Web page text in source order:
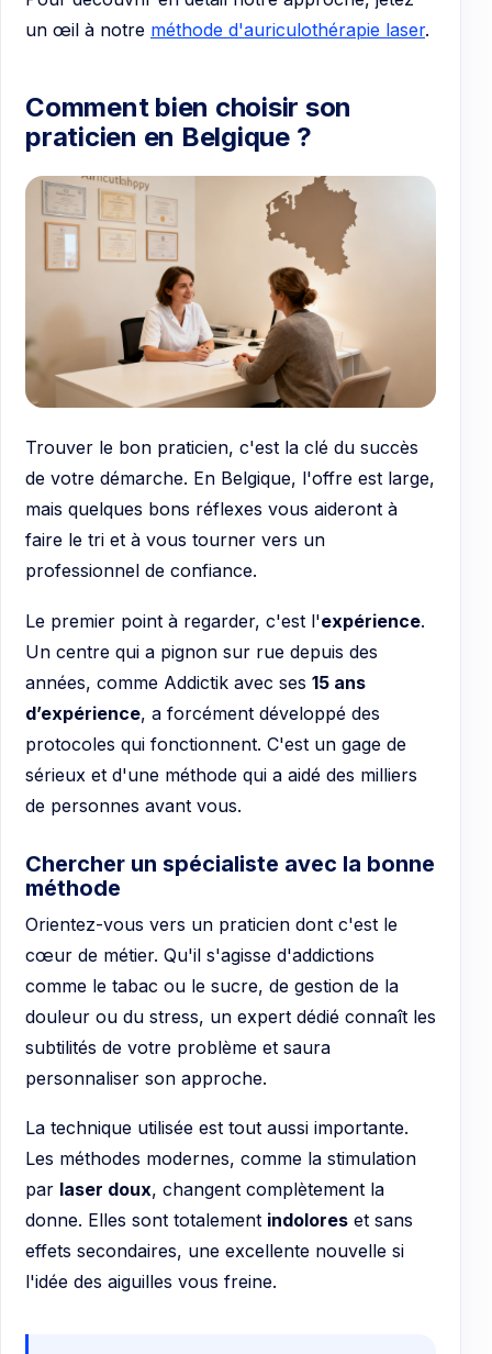
un œil à notre méthode d'auriculothérapie laser.
Comment bien choisir son
praticien en Belgique ?
Trouver le bon praticien, c'est la clé du succès
de votre démarche. En Belgique, l'offre est large,
mais quelques bons réflexes vous aideront à
faire le tri et à vous tourner vers un
professionnel de confiance.
Le premier point à regarder, c'est l'expérience.
Un centre qui a pignon sur rue depuis des
années, comme Addictik avec ses 15 ans
d’expérience, a forcément développé des
protocoles qui fonctionnent. C'est un gage de
sérieux et d'une méthode qui a aidé des milliers
de personnes avant vous.
Chercher un spécialiste avec la bonne
méthode
Orientez-vous vers un praticien dont c'est le
cœur de métier. Qu'il s'agisse d'addictions
comme le tabac ou le sucre, de gestion de la
douleur ou du stress, un expert dédié connaît les
subtilités de votre problème et saura
personnaliser son approche.
La technique utilisée est tout aussi importante.
Les méthodes modernes, comme la stimulation
par laser doux, changent complètement la
donne. Elles sont totalement indolores et sans
effets secondaires, une excellente nouvelle si
l'idée des aiguilles vous freine.